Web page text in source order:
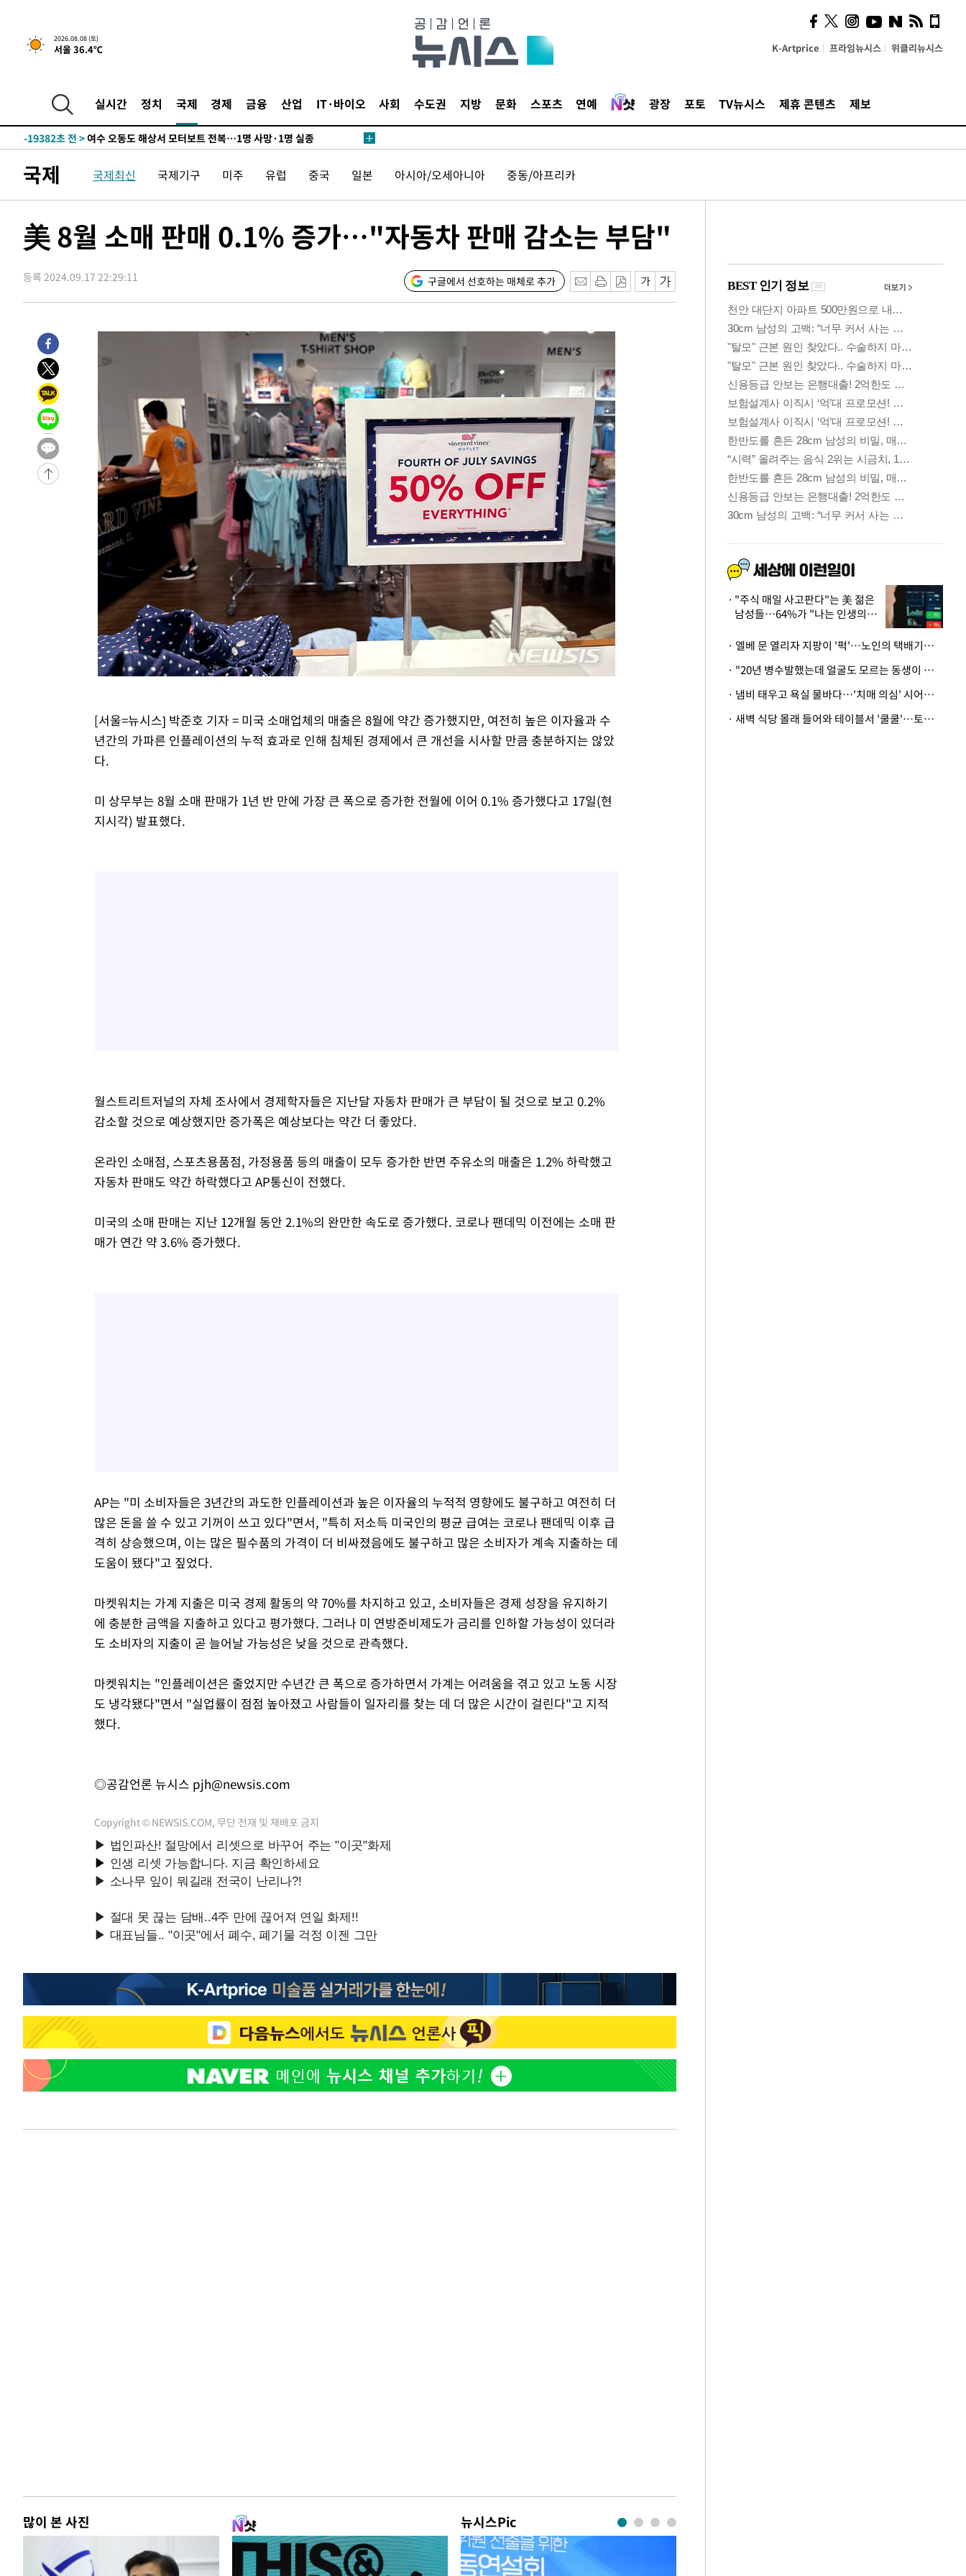
2026.08.08 (토)
서울 36.4℃ K-Artprice 프라임뉴시스 위클리뉴시스
실시간 정치 국제 경제 금융 산업 IT·바이오 사회 수도권 지방 문화 스포츠 연예 광장 포토 TV뉴시스 제휴 콘텐츠 제보
-28655초 전 >강릉에 시간당 81.4㎜ 물폭탄…도로 잠기고 담벼락 붕괴
-24762초 전 >백운산서 80년근 천종산삼 9뿌리 발견…감정가 1.3억원
-20006초 전 >
남자 농구, 나고야 아시안게임서 '홈팀' 일본과 한일전
-19382초 전 >
-15609초 전 >극한폭염 한풀 꺾이지만…'낮 최고 35도' 무더위, 열대야 계속[다음
-11144초 전 >
[속보]'압수수색·성접대 논란' 축구협회 "실망과 걱정 안겨드려 죄
3분 전 >'최고 37도' 폭염 지속…강원동해안 최대 150㎜ 비
-28655초 전 >강릉에 시간당 81.4㎜ 물폭탄…도로 잠기고 담벼락 붕괴
-22472초 전 >선재도서 해루질 나섰다 실종 60대, 닷새 만에 숨진 채 발견
-20006초 전 >남자 농구, 나고야 아시안게임서 '홈팀' 일본과 한일전
-15609초 전 >
극한폭염 한풀 꺾이지만…'낮 최고 35도' 무더위, 열대야 계속[다음
주 날씨]
-12627초 전 >
축구협회 "압수수색·성접대 논란 사과…쇄신의 기회로 삼겠다"
-11144초 전 >
[속보]'압수수색·성접대 논란' 축구협회 "실망과 걱정 안겨드려 죄
송"
3분 전 >'최고 37도' 폭염 지속…강원동해안 최대 150㎜ 비
1시간 전 >
[속보]뉴욕증시 상승 마감…S&P 0.6% 나스닥 1.3%↑
국제 국제최신 국제기구 미주 유럽 중국 일본 아시아/오세아니아 중동/아프리카
美 8월 소매 판매 0.1% 증가…"자동차 판매 감소는 부담"
등록 2024.09.17 22:29:11 구글에서 선호하는 매체로 추가
[서울=뉴시스] 박준호 기자 = 미국 소매업체의 매출은 8월에 약간 증가했지만, 여전히 높은 이자율과 수
년간의 가파른 인플레이션의 누적 효과로 인해 침체된 경제에서 큰 개선을 시사할 만큼 충분하지는 않았
다.
미 상무부는 8월 소매 판매가 1년 반 만에 가장 큰 폭으로 증가한 전월에 이어 0.1% 증가했다고 17일(현
지시각) 발표했다.
월스트리트저널의 자체 조사에서 경제학자들은 지난달 자동차 판매가 큰 부담이 될 것으로 보고 0.2%
감소할 것으로 예상했지만 증가폭은 예상보다는 약간 더 좋았다.
온라인 소매점, 스포츠용품점, 가정용품 등의 매출이 모두 증가한 반면 주유소의 매출은 1.2% 하락했고
자동차 판매도 약간 하락했다고 AP통신이 전했다.
미국의 소매 판매는 지난 12개월 동안 2.1%의 완만한 속도로 증가했다. 코로나 팬데믹 이전에는 소매 판
매가 연간 약 3.6% 증가했다.
AP는 "미 소비자들은 3년간의 과도한 인플레이션과 높은 이자율의 누적적 영향에도 불구하고 여전히 더
많은 돈을 쓸 수 있고 기꺼이 쓰고 있다"면서, "특히 저소득 미국인의 평균 급여는 코로나 팬데믹 이후 급
격히 상승했으며, 이는 많은 필수품의 가격이 더 비싸졌음에도 불구하고 많은 소비자가 계속 지출하는 데
도움이 됐다"고 짚었다.
마켓워치는 가계 지출은 미국 경제 활동의 약 70%를 차지하고 있고, 소비자들은 경제 성장을 유지하기
에 충분한 금액을 지출하고 있다고 평가했다. 그러나 미 연방준비제도가 금리를 인하할 가능성이 있더라
도 소비자의 지출이 곧 늘어날 가능성은 낮을 것으로 관측했다.
마켓워치는 "인플레이션은 줄었지만 수년간 큰 폭으로 증가하면서 가계는 어려움을 겪고 있고 노동 시장
도 냉각됐다"면서 "실업률이 점점 높아졌고 사람들이 일자리를 찾는 데 더 많은 시간이 걸린다"고 지적
했다.
◎공감언론 뉴시스 pjh@newsis.com
Copyright © NEWSIS.COM, 무단 전재 및 재배포 금지
많이 본 사진 뉴시스Pic
사이 해답 찾았죠"…알을
깨고 나온 '초자아'
"주식 매일 사고판다"는 美 젊은
남성들…64%가 "나는 인생의
· 엘베 문 열리자 지팡이 '퍽'…노인의 택배기사 폭행 이유
· "20년 병수발했는데 얼굴도 모르는 동생이 유산 절반을"…배다른 형제 상속권 있을까
· 냄비 태우고 욕실 물바다…'치매 의심' 시어머니 검사 권유했다가 '날벼락'
· 새벽 식당 몰래 들어와 테이블서 '쿨쿨'…토사물 남기고 사라진 남성